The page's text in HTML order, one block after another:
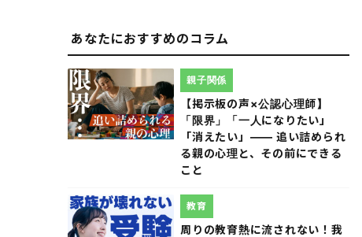
あなたにおすすめのコラム
【掲示板の声×公認心理師】
「限界」「一人になりたい」
「消えたい」―― 追い詰められ
る親の心理と、その前にできる
こと
親子関係
周りの教育熱に流されない！我
教育